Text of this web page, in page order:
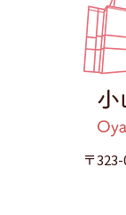
〒